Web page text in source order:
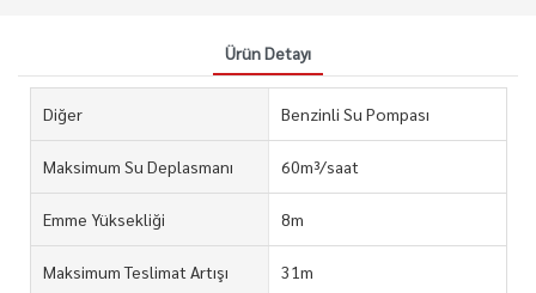
Ürün Detayı
Diğer Benzinli Su Pompası
Maksimum Su Deplasmanı 60m³/saat
Emme Yüksekliği 8m
Maksimum Teslimat Artışı 31m